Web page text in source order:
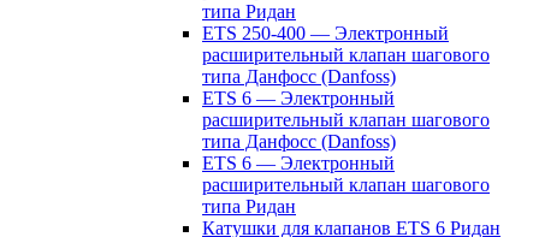
типа Ридан
ETS 250-400 — Электронный
расширительный клапан шагового
типа Данфосс (Danfoss)
ETS 6 — Электронный
расширительный клапан шагового
типа Данфосс (Danfoss)
ETS 6 — Электронный
расширительный клапан шагового
типа Ридан
Катушки для клапанов ETS 6 Ридан